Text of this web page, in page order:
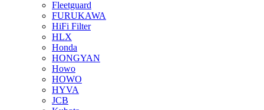
Fleetguard
FURUKAWA
HiFi Filter
HLX
Honda
HONGYAN
Howo
HOWO
HYVA
JCB